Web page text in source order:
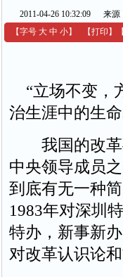
2011-04-26 10:32:09 来源
【字号 大 中 小】 【打印 】 【
“立场不变，
治生涯中的生
我国的改革
中央领导成员
到底有无一种
1983年对深圳
特办，新事新
对改革认识论